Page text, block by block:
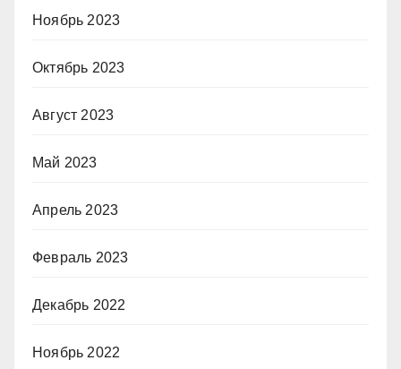
Ноябрь 2023
Октябрь 2023
Август 2023
Май 2023
Апрель 2023
Февраль 2023
Декабрь 2022
Ноябрь 2022